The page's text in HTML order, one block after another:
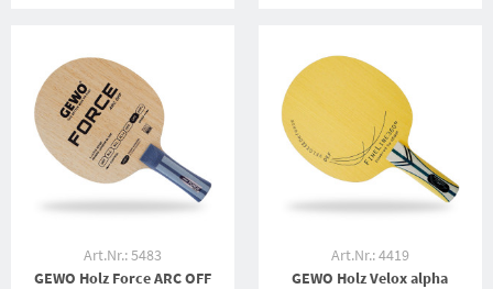
Art.Nr.: 5483
GEWO Holz Force ARC OFF
Art.Nr.: 4419
GEWO Holz Velox alpha